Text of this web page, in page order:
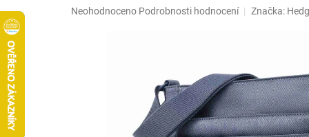
Průměrné
Neohodnoceno Podrobnosti hodnocení Značka: